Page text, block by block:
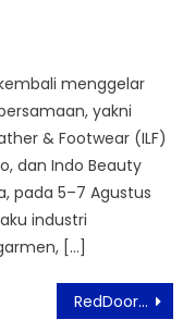
kembali menggelar
yakni
& Footwear (ILF)
dan Indo Beauty
pada 5–7 Agustus
industri
[…]
RedDoorz Bekali Talenta Muda Indonesia dengan Keterampilan Digital Melalui Kuliah Praktisi